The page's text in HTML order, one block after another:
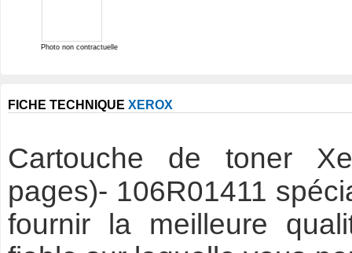
Photo non contractuelle
FICHE TECHNIQUE XEROX
Cartouche de toner
pages)- 106R01411
fournir la meilleure